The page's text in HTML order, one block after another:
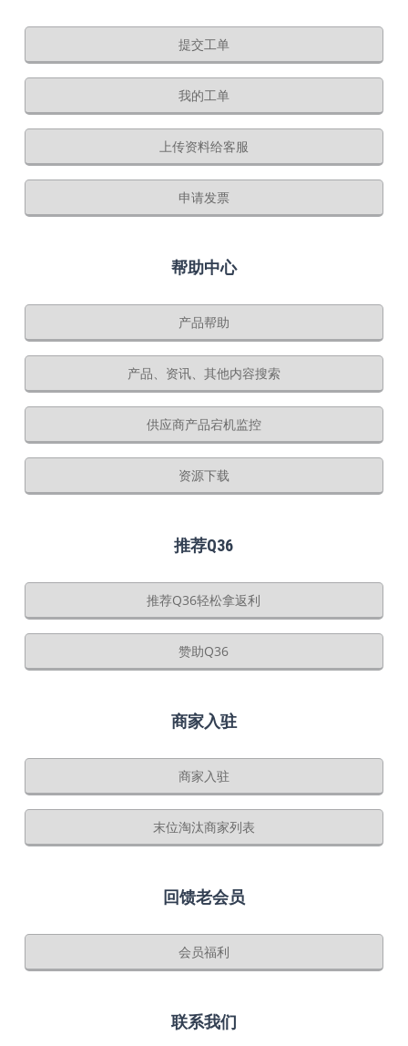
提交工单
我的工单
上传资料给客服
申请发票
帮助中心
产品帮助
产品、资讯、其他内容搜索
供应商产品宕机监控
资源下载
推荐Q36
推荐Q36轻松拿返利
赞助Q36
商家入驻
商家入驻
末位淘汰商家列表
回馈老会员
会员福利
联系我们